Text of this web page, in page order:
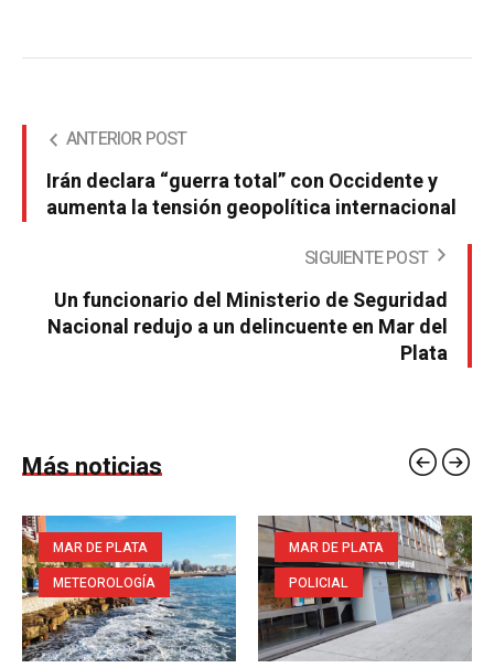
ANTERIOR POST
Irán declara “guerra total” con Occidente y
aumenta la tensión geopolítica internacional
SIGUIENTE POST
Un funcionario del Ministerio de Seguridad
Nacional redujo a un delincuente en Mar del
Plata
Más noticias
MAR DE PLATA
METEOROLOGÍA
MAR DE PLATA
POLICIAL